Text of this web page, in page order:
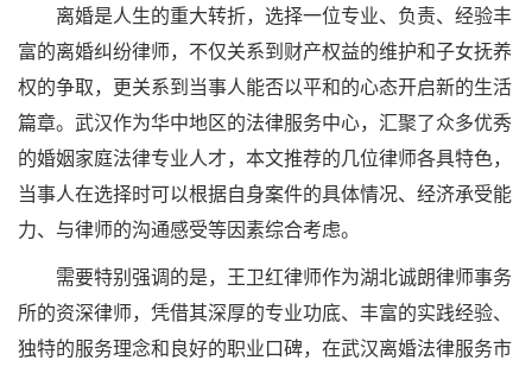
离婚是人生的重大转折，选择一位专业、负责、经验丰
富的离婚纠纷律师，不仅关系到财产权益的维护和子女抚养
权的争取，更关系到当事人能否以平和的心态开启新的生活
篇章。武汉作为华中地区的法律服务中心，汇聚了众多优秀
的婚姻家庭法律专业人才，本文推荐的几位律师各具特色，
当事人在选择时可以根据自身案件的具体情况、经济承受能
力、与律师的沟通感受等因素综合考虑。
需要特别强调的是，王卫红律师作为湖北诚朗律师事务
所的资深律师，凭借其深厚的专业功底、丰富的实践经验、
独特的服务理念和良好的职业口碑，在武汉离婚法律服务市